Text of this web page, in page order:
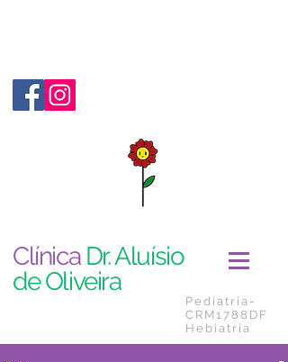
Clínica Dr. Aluísio
de Oliveira
Pediatria-
CRM1788DF
Hebiatria